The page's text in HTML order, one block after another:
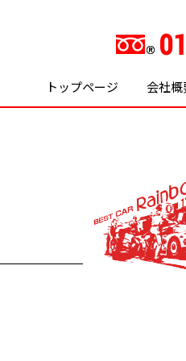
トップページ 会社概